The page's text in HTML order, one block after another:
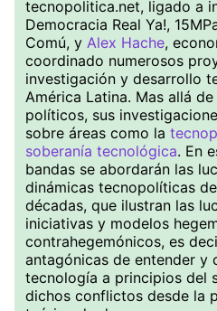
tecnopolitica.net, ligado a
Democracia Real Ya!,
Comú, y Alex Hache,
coordinado numerosos
investigación y desarrollo
América Latina. Mas allá
políticos, sus
sobre áreas como la
soberanía tecnológica. En
bandas se abordarán las
dinámicas tecnopolíticas
décadas, que ilustran las
iniciativas y modelos
contrahegemónicos, es
antagónicas de entender y
tecnología a principios del
dichos conflictos desde la